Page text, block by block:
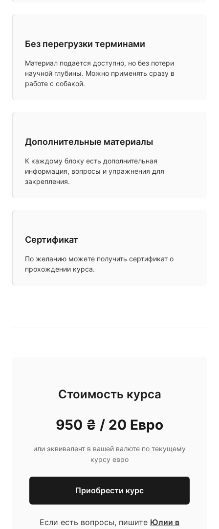
Без перегрузки терминами
Материал подается доступно, но без потери
научной глубины. Можно применять сразу в
работе с собакой.
Дополнительные материалы
К каждому блоку есть дополнительная
информация, вопросы и упражнения для
закрепления.
Сертификат
По желанию можете получить сертификат о
прохождении курса.
Стоимость курса
950 ₴ / 20 Евро
или эквивалент в вашей валюте по текущему
курсу евро
Приобрести курс
Если есть вопросы, пишите Юлии в